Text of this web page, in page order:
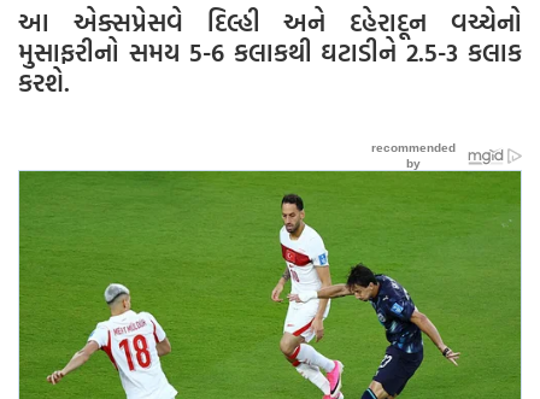
આ એક્સપ્રેસવે દિલ્હી અને દહેરાદૂન વચ્ચેનો
મુસાફરીનો સમય 5-6 કલાકથી ઘટાડીને 2.5-3 કલાક
કરશે.